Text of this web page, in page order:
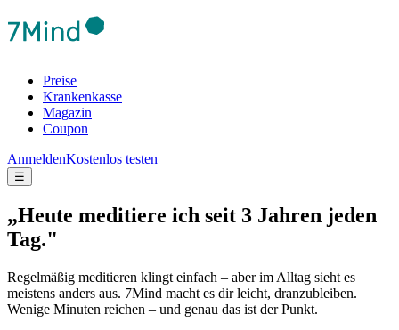
Preise
Krankenkasse
Magazin
Coupon
AnmeldenKostenlos testen
☰
„Heute meditiere ich seit 3 Jahren jeden
Tag."
Regelmäßig meditieren klingt einfach – aber im Alltag sieht es
meistens anders aus. 7Mind macht es dir leicht, dranzubleiben.
Wenige Minuten reichen – und genau das ist der Punkt.